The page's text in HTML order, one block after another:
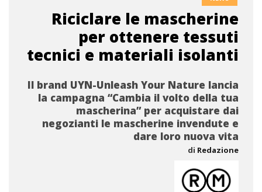
Riciclare le mascherine
per ottenere tessuti
tecnici e materiali isolanti
Il brand UYN-Unleash Your Nature lancia
la campagna “Cambia il volto della tua
mascherina” per acquistare dai
negozianti le mascherine invendute e
dare loro nuova vita
di Redazione